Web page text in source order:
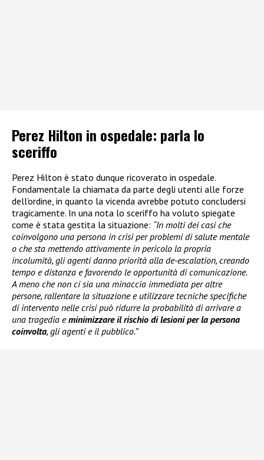
Perez Hilton in ospedale: parla lo
sceriffo
Perez Hilton è stato dunque ricoverato in ospedale.
Fondamentale la chiamata da parte degli utenti alle forze
dell’ordine, in quanto la vicenda avrebbe potuto concludersi
tragicamente. In una nota lo sceriffo ha voluto spiegate
come è stata gestita la situazione: “In molti dei casi che
coinvolgono una persona in crisi per problemi di salute mentale
o che sta mettendo attivamente in pericolo la propria
incolumità, gli agenti danno priorità alla de-escalation, creando
tempo e distanza e favorendo le opportunità di comunicazione.
A meno che non ci sia una minaccia immediata per altre
persone, rallentare la situazione e utilizzare tecniche specifiche
di intervento nelle crisi può ridurre la probabilità di arrivare a
una tragedia eminimizzare il rischio di lesioni per la persona
coinvolta, gli agenti e il pubblico.”